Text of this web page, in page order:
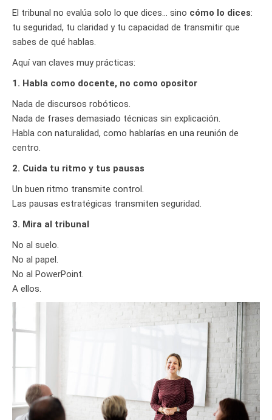
El tribunal no evalúa solo lo que dices… sino cómo lo dices:
tu seguridad, tu claridad y tu capacidad de transmitir que
sabes de qué hablas.
Aquí van claves muy prácticas:
1. Habla como docente, no como opositor
Nada de discursos robóticos.
Nada de frases demasiado técnicas sin explicación.
Habla con naturalidad, como hablarías en una reunión de
centro.
2. Cuida tu ritmo y tus pausas
Un buen ritmo transmite control.
Las pausas estratégicas transmiten seguridad.
3. Mira al tribunal
No al suelo.
No al papel.
No al PowerPoint.
A ellos.